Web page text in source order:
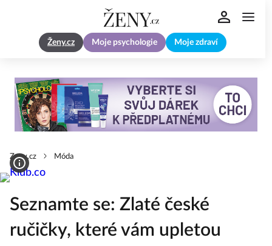
Ženy.cz Moje psychologie Moje zdraví
Zeny.cz Móda
Seznamte se: Zlaté české
ručičky, které vám upletou